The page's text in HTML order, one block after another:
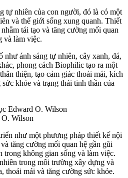
tự nhiên của con người, đó là có một
và thế giới sống xung quanh. Thiết
tái tạo và tăng cường mối quan
và làm việc.
như ánh sáng tự nhiên, cây xanh, đá,
phong cách Biophilic tạo ra một
thiện, tạo cảm giác thoải mái, kích
khỏe và trạng thái tinh thần của
Wilson
như một phương pháp thiết kế nội
tăng cường mối quan hệ gần gũi
trong không gian sống và làm việc.
trong môi trường xây dựng và
thoải mái và tăng cường sức khỏe.